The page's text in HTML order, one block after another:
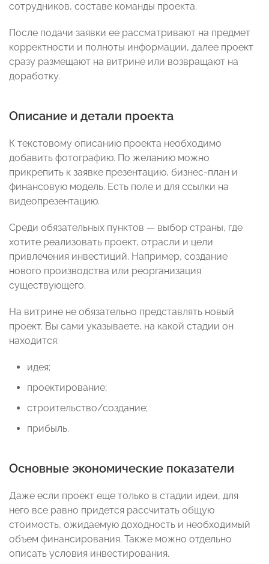
сотрудников, составе команды проекта.
После подачи заявки ее рассматривают на предмет
корректности и полноты информации, далее проект
сразу размещают на витрине или возвращают на
доработку.
Описание и детали проекта
К текстовому описанию проекта необходимо
добавить фотографию. По желанию можно
прикрепить к заявке презентацию, бизнес-план и
финансовую модель. Есть поле и для ссылки на
видеопрезентацию.
Среди обязательных пунктов — выбор страны, где
хотите реализовать проект, отрасли и цели
привлечения инвестиций. Например, создание
нового производства или реорганизация
существующего.
На витрине не обязательно представлять новый
проект. Вы сами указываете, на какой стадии он
находится:
идея;
проектирование;
строительство/создание;
прибыль.
Основные экономические показатели
Даже если проект еще только в стадии идеи, для
него все равно придется рассчитать общую
стоимость, ожидаемую доходность и необходимый
объем финансирования. Также можно отдельно
описать условия инвестирования.